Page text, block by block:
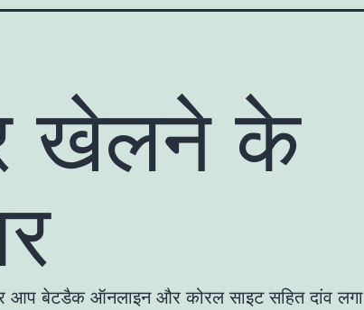
खेलने के
आप बेटडैक ऑनलाइन और कोरल साइट सहित दांव लगा